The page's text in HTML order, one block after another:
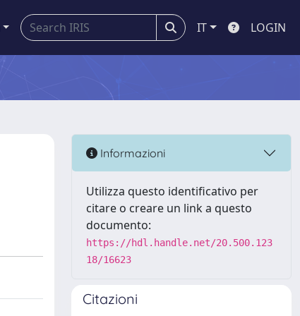
IT LOGIN
Informazioni
Utilizza questo identificativo per
citare o creare un link a questo
documento:
https://hdl.handle.net/20.500.123
18/16623
Citazioni